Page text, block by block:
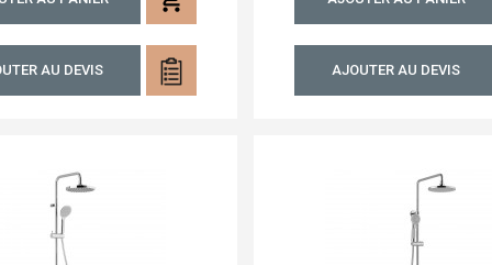
AU DEVIS AJOUTER AU DEVIS